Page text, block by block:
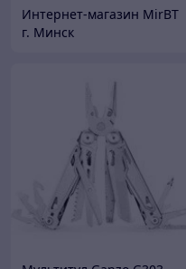
Интернет-магазин MirBT
г. Минск